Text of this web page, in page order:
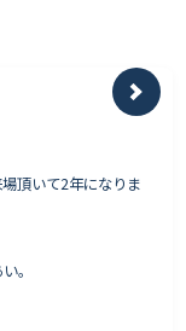
頂いて2年になりま
。